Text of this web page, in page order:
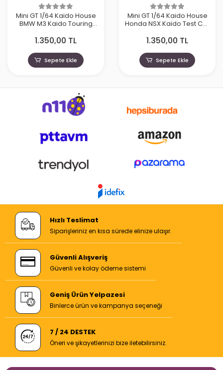
Mini GT 1/64 Kaido House
BMW M3 Kaido Touring
1.350,00 TL
Sepete Ekle
Mini GT 1/64 Kaido House
Honda NSX Kaido Test Car
1.350,00 TL
Sepete Ekle
Hızlı Teslimat
Siparişleriniz en kısa sürede elinize ulaşır.
Güvenli Alışveriş
Güvenli ve kolay ödeme sistemi
Geniş Ürün Yelpazesi
Binlerce ürün ve kampanya seçeneği
7 / 24 DESTEK
Öneri ve şikayetlerinizi bize iletebilirsiniz.